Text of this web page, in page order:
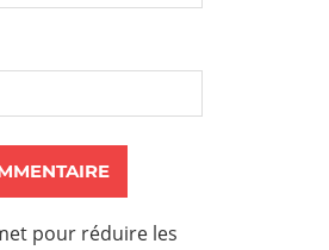
pour réduire les